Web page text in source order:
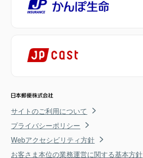
サイトのご利用について
プライバシーポリシー
Webアクセシビリティ方針
お客さま本位の業務運営に関する基本方針